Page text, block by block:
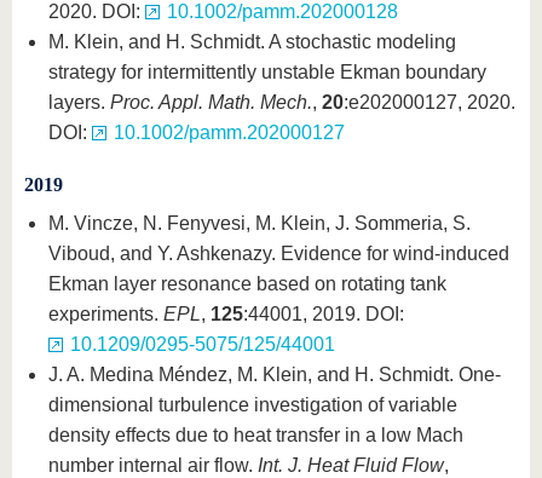
2020. DOI:
10.1002/pamm.202000128
M. Klein, and H. Schmidt. A stochastic modeling
strategy for intermittently unstable Ekman boundary
layers. Proc. Appl. Math. Mech., 20:e202000127, 2020.
DOI:
10.1002/pamm.202000127
2019
M. Vincze, N. Fenyvesi, M. Klein, J. Sommeria, S.
Viboud, and Y. Ashkenazy. Evidence for wind-induced
Ekman layer resonance based on rotating tank
experiments. EPL, 125:44001, 2019. DOI:
10.1209/0295-5075/125/44001
J. A. Medina Méndez, M. Klein, and H. Schmidt. One-
dimensional turbulence investigation of variable
density effects due to heat transfer in a low Mach
number internal air flow. Int. J. Heat Fluid Flow,